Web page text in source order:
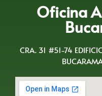
Oficina
CRA. 31 #51-74